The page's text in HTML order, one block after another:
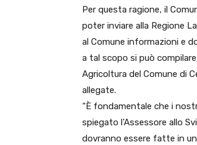
Per questa ragione, il
poter inviare alla Regione
al Comune informazioni e
a tal scopo si può compilare
Agricoltura del Comune di
allegate.
“È fondamentale che i
spiegato l’Assessore allo
dovranno essere fatte in